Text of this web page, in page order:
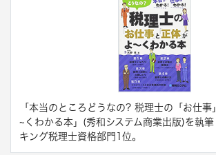
「本当のところどうなの? 税理士の「お仕事
~くわかる本」(秀和システム商業出版)を執
キング税理士資格部門1位。